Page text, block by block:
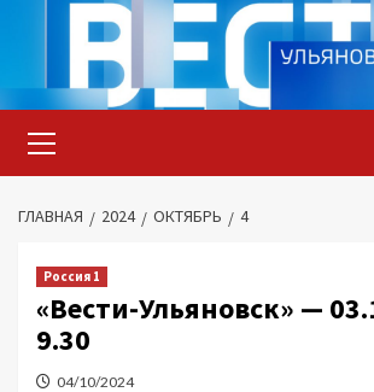
содержимому
меню
ГЛАВНАЯ 2024 ОКТЯБРЬ 4
Россия 1
«Вести-Ульяновск» —
9.30
04/10/2024